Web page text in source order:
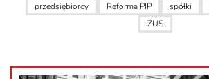
przedsiębiorcy
Reforma PIP spółki
ZUS